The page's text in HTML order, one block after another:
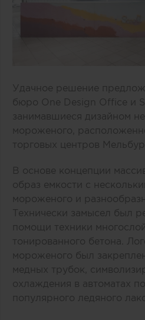
Удачное решение
бюро One Design Office и
занимавшиеся дизайном
мороженого,
торговых центров
В основе концепции
образ емкости с
мороженого и
Технически замысел был
помощи техники
тонированного бетона.
мороженого был
медных трубок,
охлаждения в автоматах
популярного ледяного